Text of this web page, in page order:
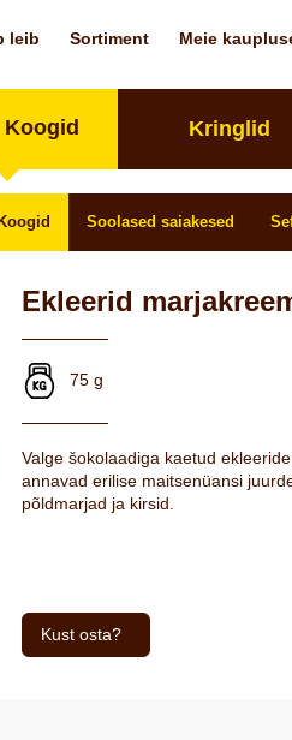
leib Sortiment Meie
Koogid Kringlid
Koogid Soolased saiakesed
Ekleerid
75 g
Valge šokolaadiga kaetud
annavad erilise maitsenüansi
põldmarjad ja kirsid.
Kust osta?